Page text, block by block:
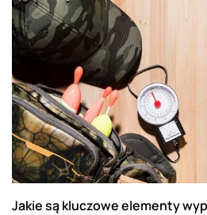
Jakie są kluczowe elementy